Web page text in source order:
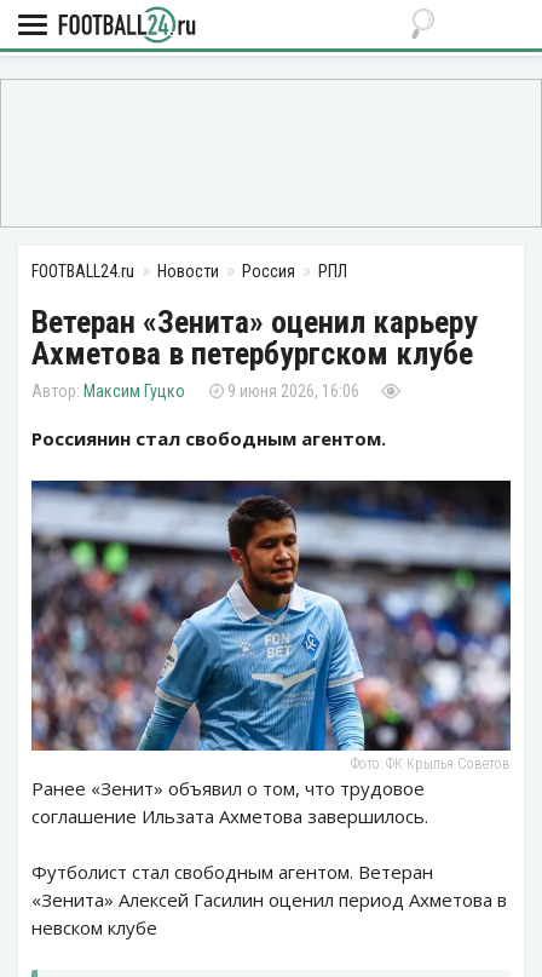
FOOTBALL24.ru Новости Россия РПЛ
Ветеран «Зенита» оценил карьеру
Ахметова в петербургском клубе
Максим Гуцко 9 июня 2026, 16:06
Россиянин стал свободным агентом.
Фото: ФК Крылья Советов
Ранее «Зенит» объявил о том, что трудовое
соглашение Ильзата Ахметова завершилось.
Футболист стал свободным агентом. Ветеран
«Зенита» Алексей Гасилин оценил период Ахметова в
невском клубе